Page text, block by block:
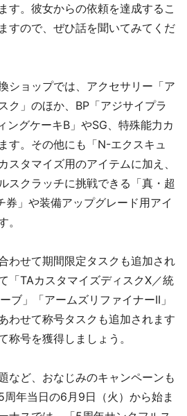
す。彼女からの依頼を達成するこ
すので、ぜひ話を聞いてみてくだ
ショップでは、アクセサリー「ア
ク」のほか、BP「アジサイプラ
ングケーキB」やSG、特殊能力カ
す。その他にも「N-エクスキュ
スタマイズ用のアイテムに加え、
スクラッチに挑戦できる「真・超
」や装備アップグレード用アイ
。
わせて期間限定タスクも追加され
「TAカスタマイズディスクX／統
ブ」「アームズリファイナーII」
わせて称号タスクも追加されます
称号を獲得しましょう。
など、おなじみのキャンペーンも
年当日の6月9日（火）から始ま